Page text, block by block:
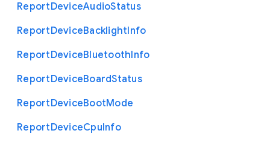
ReportDeviceAudioStatus
ReportDeviceBacklightInfo
ReportDeviceBluetoothInfo
ReportDeviceBoardStatus
ReportDeviceBootMode
ReportDeviceCpuInfo